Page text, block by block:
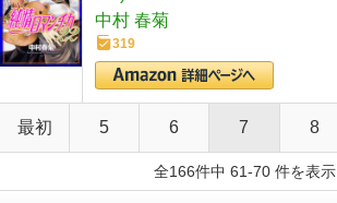
中村 春菊
319
最初 5 6 7 8
全166件中 61-70 件を表示